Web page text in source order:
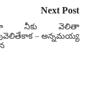
Next Post
నీకు వెలితా
– అన్నమయ్య